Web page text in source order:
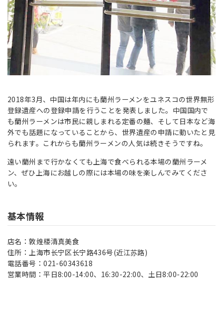
2018年3月、中国は年内にも蘭州ラーメンをユネスコの世界無形
登録遺産への登録申請を行うことを発表しました。中国国内で
も蘭州ラーメンは市民に親しまれる定番の麺、そして日本など海
外でも話題になっていることから、世界遺産の申請に動いたと見
られます。これからも蘭州ラーメンの人気は続きそうですね。
遠い蘭州まで行かなくても上海で食べられる本場の蘭州ラーメ
ン、ぜひ上海にお越しの際には本場の味を楽しんでみてくださ
い。
基本情報
店名：敦煌楼清真美食
住所：上海市长宁区长宁路436号(近江苏路)
電話番号：021-60343618
営業時間：平日8:00-14:00、16:30-22:00、土日8:00-22:00